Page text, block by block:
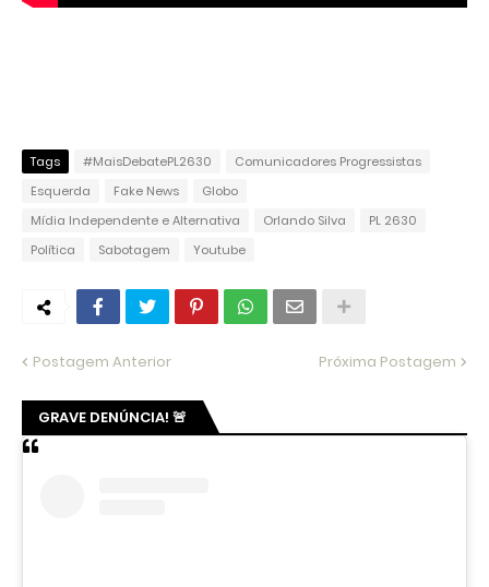
Tags #MaisDebatePL2630
Comunicadores Progressistas
Esquerda
Fake News
Globo
Mídia Independente e Alternativa
Orlando Silva
PL 2630
Política
Sabotagem Youtube
Postagem Anterior Próxima Postagem
GRAVE DENÚNCIA! 🚨